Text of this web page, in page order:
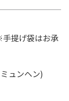
提げ袋はお承
ュンヘン)